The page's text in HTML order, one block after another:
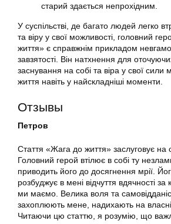
старий здається непрохідним.
У суспільстві, де багато людей легко
та віру у свої можливості, головний
життя» є справжнім прикладом
завзятості. Він натхнення для
заснування на собі та віра у свої сили
життя навіть у найскладніші моменти.
Отзывы
Петров
Стаття «Жага до життя» заслуговує на
Головний герой втілює в собі ту
приводить його до досягнення мрії.
розбуджує в мені відчуття вдячності
ми маємо. Велика воля та
захоплюють мене, надихають на
Читаючи цю статтю, я розумію, що